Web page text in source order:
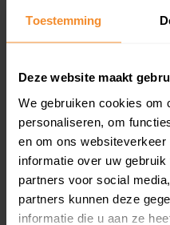
Toestemming
Deze website maakt
We gebruiken cookies om
personaliseren, om
en om ons
informatie over uw
partners voor social
partners kunnen deze
informatie die u aan ze
Een overzicht van alle
en koopdatum) binnen
Bekijk product
Direct leverbaar